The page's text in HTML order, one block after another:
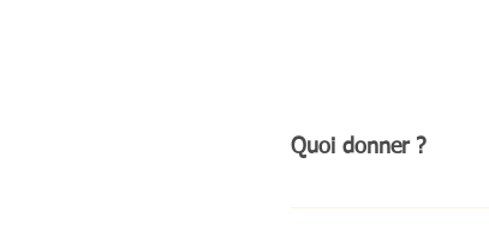
Quoi donner ?
DELFINA, recense